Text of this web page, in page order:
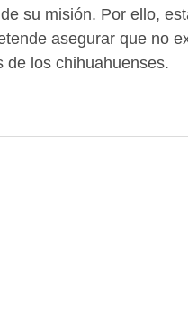
su misión. Por ello,
asegurar que no
de los chihuahuenses.